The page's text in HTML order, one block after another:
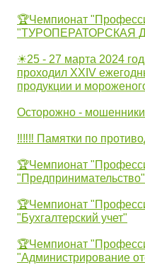
🏆Чемпионат
"ТУРОПЕРАТОРСКАЯ
☀25 - 27 марта 2024
проходил XXIV
продукции и
Осторожно -
‼‼‼ Памятки по
🏆Чемпионат
"Предпринимательство"
🏆Чемпионат
"Бухгалтерский учет"
🏆Чемпионат
"Администрирование